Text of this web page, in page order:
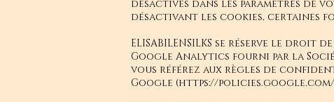
désactivés dans les paramètres
désactivant les cookies, certaines
ELISABILENSILKS se réserve le
Google Analytics fourni par la
vous référez aux règles de
Google (https://